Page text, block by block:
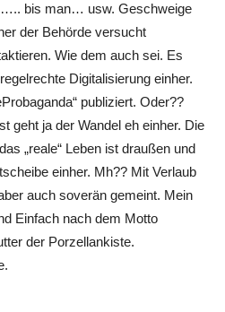
bis man… usw. Geschweige
der Behörde versucht
Wie dem auch sei. Es
Digitalisierung einher.
publiziert. Oder??
geht ja der Wandel eh einher. Die
„reale“ Leben ist draußen und
einher. Mh?? Mit Verlaub
auch soverän gemeint. Mein
Einfach nach dem Motto
der Porzellankiste.